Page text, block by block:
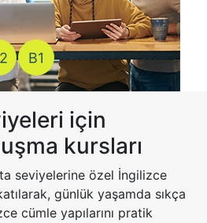
B1
için
kursları
seviyelerine özel İngilizce
günlük yaşamda sıkça
cümle yapılarını pratik